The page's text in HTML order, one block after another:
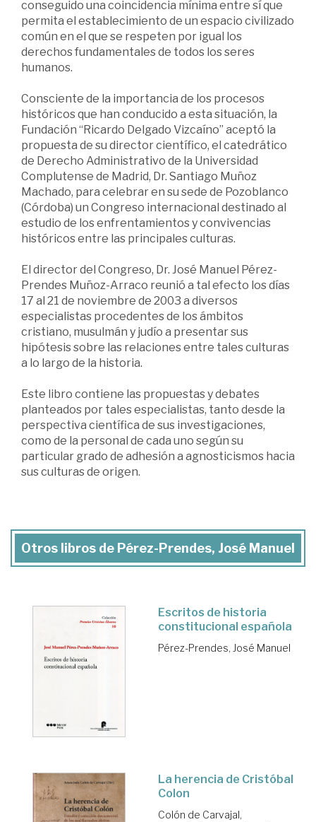
conseguido una coincidencia mínima entre sí que
permita el establecimiento de un espacio civilizado
común en el que se respeten por igual los
derechos fundamentales de todos los seres
humanos.
Consciente de la importancia de los procesos
históricos que han conducido a esta situación, la
Fundación “Ricardo Delgado Vizcaíno” aceptó la
propuesta de su director científico, el catedrático
de Derecho Administrativo de la Universidad
Complutense de Madrid, Dr. Santiago Muñoz
Machado, para celebrar en su sede de Pozoblanco
(Córdoba) un Congreso internacional destinado al
estudio de los enfrentamientos y convivencias
históricos entre las principales culturas.
El director del Congreso, Dr. José Manuel Pérez-
Prendes Muñoz-Arraco reunió a tal efecto los días
17 al 21 de noviembre de 2003 a diversos
especialistas procedentes de los ámbitos
cristiano, musulmán y judío a presentar sus
hipótesis sobre las relaciones entre tales culturas
a lo largo de la historia.
Este libro contiene las propuestas y debates
planteados por tales especialistas, tanto desde la
perspectiva científica de sus investigaciones,
como de la personal de cada uno según su
particular grado de adhesión a agnosticismos hacia
sus culturas de origen.
Otros libros de Pérez-Prendes, José Manuel
Escritos de historia
constitucional española
Pérez-Prendes, José Manuel
La herencia de Cristóbal
Colon
Colón de Carvajal,